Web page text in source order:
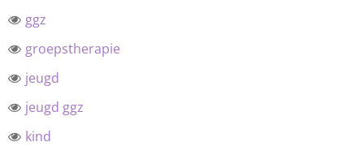
ggz
groepstherapie
jeugd
jeugd ggz
kind